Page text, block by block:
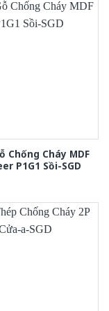
Chống Cháy MDF
P1G1 Sồi-SGD